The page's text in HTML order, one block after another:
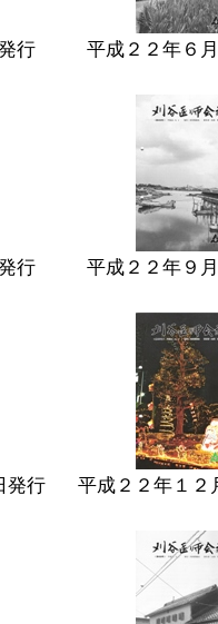
行 平成２２年６
行 平成２２年９
発行 平成２２年１２